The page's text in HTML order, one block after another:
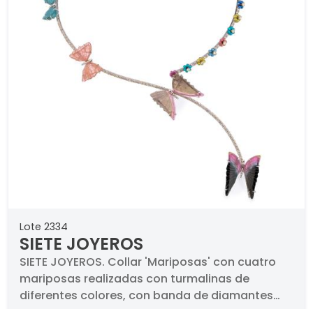
Lote 2334
SIETE JOYEROS
SIETE JOYEROS. Collar 'Mariposas' con cuatro
mariposas realizadas con turmalinas de
diferentes colores, con banda de diamantes